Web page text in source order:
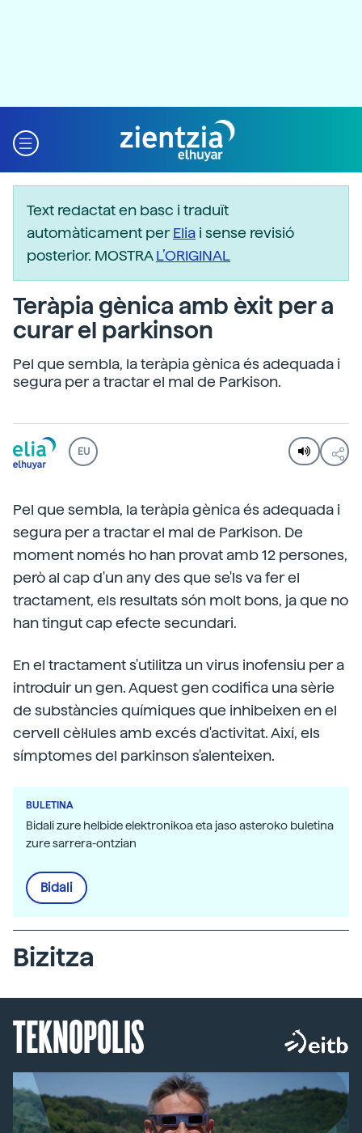
Text redactat en basc i traduït
automàticament perElia i sense revisió
posterior. MOSTRAL’ORIGINAL
Teràpia gènica amb èxit per a
curar el parkinson
Pel que sembla, la teràpia gènica és adequada i
segura per a tractar el mal de Parkison.
EU
Pel que sembla, la teràpia gènica és adequada i
segura per a tractar el mal de Parkison. De
moment només ho han provat amb 12 persones,
però al cap d'un any des que se'ls va fer el
tractament, els resultats són molt bons, ja que no
han tingut cap efecte secundari.
En el tractament s'utilitza un virus inofensiu per a
introduir un gen. Aquest gen codifica una sèrie
de substàncies químiques que inhibeixen en el
cervell cèl·lules amb excés d'activitat. Així, els
símptomes del parkinson s'alenteixen.
BULETINA
Bidali zure helbide elektronikoa eta jaso asteroko buletina
zure sarrera-ontzian
Bidali
Bizitza
TEKNOPOLIS